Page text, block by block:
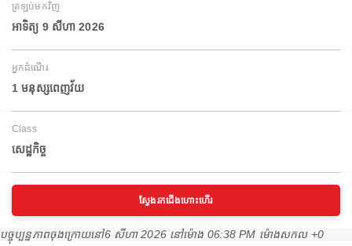
ត្រឡប់មកវិញ
អាទិត្យ 9 សីហា 2026
អ្នកដំណើរ
1 មនុស្សពេញវ័យ
Class
សេដ្ឋកិច្ច
ស្វែងរកជើងហោះហើរ
បច្ចុប្បន្នភាពចុងក្រោយនៅ6 សីហា 2026 នៅ​ម៉ោង 06:38 PM ម៉ោង​សកល +0